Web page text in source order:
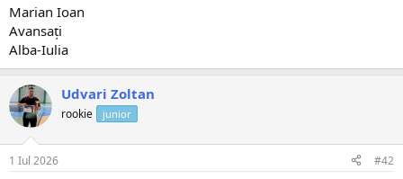
Marian Ioan
Avansați
Alba-Iulia
Udvari Zoltan
rookie junior
1 Iul 2026 #42